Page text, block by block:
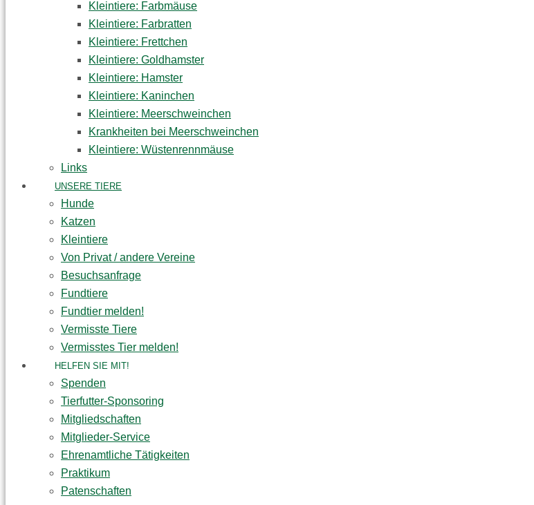
Kleintiere: Farbmäuse
Kleintiere: Farbratten
Kleintiere: Frettchen
Kleintiere: Goldhamster
Kleintiere: Hamster
Kleintiere: Kaninchen
Kleintiere: Meerschweinchen
Krankheiten bei Meerschweinchen
Kleintiere: Wüstenrennmäuse
Links
UNSERE TIERE
Hunde
Katzen
Kleintiere
Von Privat / andere Vereine
Besuchsanfrage
Fundtiere
Fundtier melden!
Vermisste Tiere
Vermisstes Tier melden!
HELFEN SIE MIT!
Spenden
Tierfutter-Sponsoring
Mitgliedschaften
Mitglieder-Service
Ehrenamtliche Tätigkeiten
Praktikum
Patenschaften